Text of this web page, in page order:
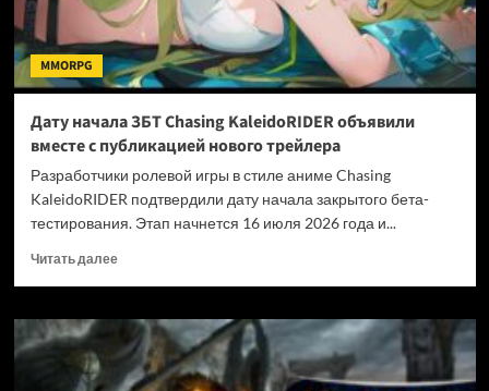
MMORPG
Дату начала ЗБТ Chasing KaleidoRIDER объявили
вместе с публикацией нового трейлера
Разработчики ролевой игры в стиле аниме Chasing
KaleidoRIDER подтвердили дату начала закрытого бета-
тестирования. Этап начнется 16 июля 2026 года и...
Читать далееПрочитать
Дату
начала
ЗБТ
Chasing